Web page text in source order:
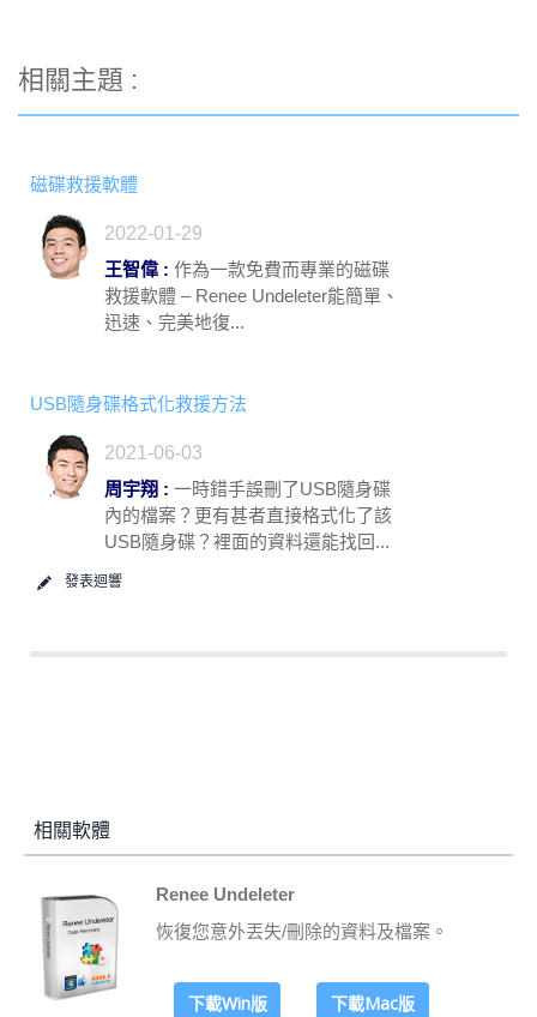
相關主題 :
磁碟救援軟體
2022-01-29
王智偉 : 作為一款免費而專業的磁碟
救援軟體 – Renee Undeleter能簡單、
迅速、完美地復...
USB隨身碟格式化救援方法
2021-06-03
周宇翔 : 一時錯手誤刪了USB隨身碟
內的檔案？更有甚者直接格式化了該
USB隨身碟？裡面的資料還能找回...
發表迴響
相關軟體
Renee Undeleter
恢復您意外丟失/刪除的資料及檔案。
下載Win版 下載Mac版